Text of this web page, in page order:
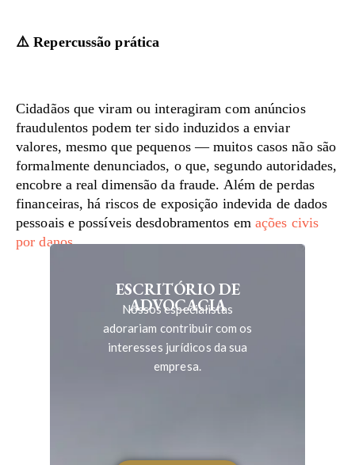
⚠️ Repercussão prática
Cidadãos que viram ou interagiram com anúncios
fraudulentos podem ter sido induzidos a enviar
valores, mesmo que pequenos — muitos casos não são
formalmente denunciados, o que, segundo autoridades,
encobre a real dimensão da fraude. Além de perdas
financeiras, há riscos de exposição indevida de dados
pessoais e possíveis desdobramentos em ações civis
por danos.
ESCRITÓRIO DE
ADVOCACIA
Nossos especialistas
adorariam contribuir com os
interesses jurídicos da sua
empresa.